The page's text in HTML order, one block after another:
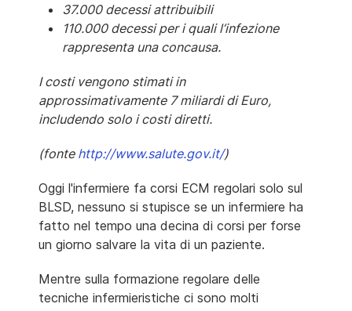
37.000 decessi attribuibili
110.000 decessi per i quali l’infezione
rappresenta una concausa.
I costi vengono stimati in
approssimativamente 7 miliardi di Euro,
includendo solo i costi diretti.
(fonte http://www.salute.gov.it/)
Oggi l'infermiere fa corsi ECM regolari solo sul
BLSD, nessuno si stupisce se un infermiere ha
fatto nel tempo una decina di corsi per forse
un giorno salvare la vita di un paziente.
Mentre sulla formazione regolare delle
tecniche infermieristiche ci sono molti